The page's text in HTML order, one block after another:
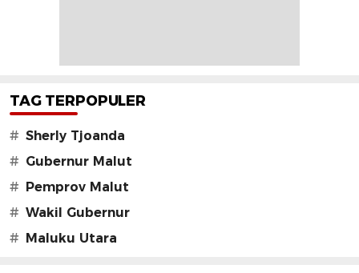
TAG TERPOPULER
# Sherly Tjoanda
# Gubernur Malut
# Pemprov Malut
# Wakil Gubernur
# Maluku Utara